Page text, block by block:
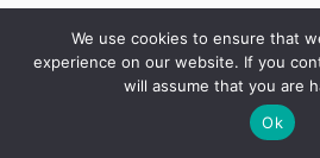
Copyright © 2026 LES ANNALES DES MINES |
We use cookies to ensure that
experience on our website. If you
will assume that you are
Ok